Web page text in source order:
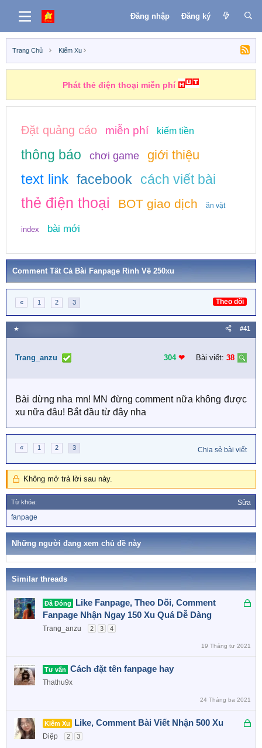
Đăng nhập Đăng ký
Trang Chủ Kiếm Xu
Phát thẻ điện thoại miễn phí
Đặt quảng cáo miễn phí kiếm tiền
thông báo chơi game giới thiệu
text link facebook cách viết bài
thẻ điện thoại BOT giao dịch ăn vặt
index bài mới
Comment Tất Cả Bài Fanpage Rinh Về 250xu
« 1 2 3 Theo dõi
★ #41
Trang_anzu 304 ❤︎ Bài viết: 38
Bài dừng nha mn! MN đừng comment nữa không được
xu nữa đâu! Bắt đầu từ đây nha
« 1 2 3 Chia sẻ bài viết
Không mở trả lời sau này.
Từ khóa: Sửa
ừ
k
fanpage
Những người đang xem chủ đề này
Similar threads
Đ
Đã Đóng
Like Fanpage, Theo Dõi, Comment
Fanpage Nhận Ngay 150 Xu Quá Dễ Dàng
Trang_anzu 2 3 4
19 Tháng tư 2021
Tư vấn Cách đặt tên fanpage hay
Thathu9x
24 Tháng ba 2021
Đ
Kiếm Xu Like, Comment Bài Viết Nhận 500 Xu
Diệp 2 3